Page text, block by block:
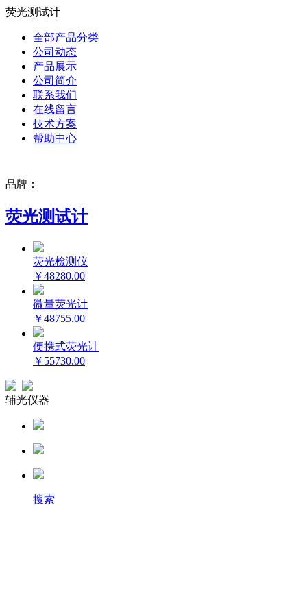
荧光测试计
全部产品分类
公司动态
产品展示
公司简介
联系我们
在线留言
技术方案
帮助中心
品牌：
荧光测试计
荧光检测仪
￥48280.00
微量荧光计
￥48755.00
便携式荧光计
￥55730.00
辅光仪器
搜索